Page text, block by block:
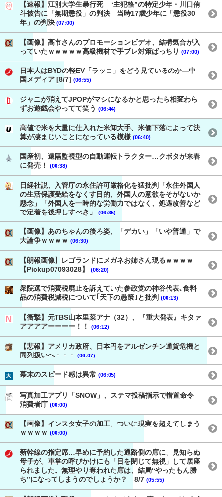
【速報】江別大学生暴行死 “主犯格”の特定少年・川口侑
斗被告に「無期懲役」の判決 当時17歳少年に「懲役30
年」の判決 (07:00)
【画像】高市さんのプロモーションビデオ、結構気合が入
っていたｗｗｗｗｗ高級機材で手ブレ対策ばっちり (07:00)
日本人はBYDの軽EV「ラッコ」をどう見ているのか―中
国メディア [8/7] (06:55)
ジャニが消えてJPOPがマシになるかと思ったら相変わら
ずお遊戯会やってて笑う (06:44)
高値で米を大量に仕入れた米卸大手、米価下落によって決
算が凄まじいことになっている模様 (06:40)
国産初、遠隔監視型の自動運転トラクター…クボタが来春
に発売！
(06:38)
日経社説、入管庁の永住許可厳格化を猛批判「永住外国人
の生活保護受給をなくす目的、外国人の意欲をそがないか
懸念」「外国人を一時的な労働力ではなく、処遇改善など
で定着を後押しすべき」
(06:35)
【画像】あのちゃんの後ろ姿、「デカい」「いや普通」で
大論争ｗｗｗｗ (06:30)
【朗報画像】レゴランドにメガネお姉さん現るｗｗｗｗ
【Pickup07093028】
(06:20)
衆院選で消費税廃止を訴えていた参政党の神谷代表､食料
品の消費税減税について｢天下の愚策｣と批判 (06:13)
【衝撃】元TBS山本里菜アナ（32）、『重大発表』キタァ
アアアアーーーー！！
(06:12)
【悲報】アメリカ政府、日本円をアルゼンチン通貨危機と
同列扱いへ・・・
(06:07)
幕末のスピード感は異常 (06:05)
写真加工アプリ「SNOW」、ステマ投稿指示で措置命令
消費者庁 (06:00)
【画像】インスタ女子の加工、ついに現実を超えてしまう
ｗｗｗｗ (06:00)
新幹線の指定席…早めに予約した通路側の席に、見知らぬ
母子が。車掌の呼びかけにも「目を閉じて無視」して居座
られました。無理やり奪われた席は、結局“やったもん勝
ち”になってしまうのでしょうか？ 8/7 (05:55)